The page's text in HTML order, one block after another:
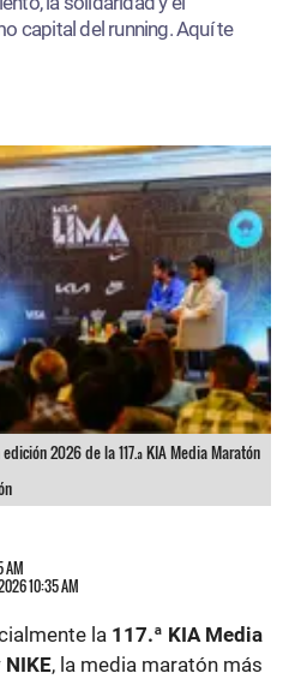
capital del running. Aquí te
2026 de la 117.ª KIA Media Maratón
AM
10:35 AM
la 117.ª KIA Media
, la media maratón más